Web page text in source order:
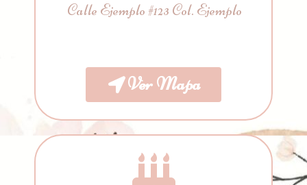
Calle Ejemplo #123 Col. Ejemplo
Ver Mapa